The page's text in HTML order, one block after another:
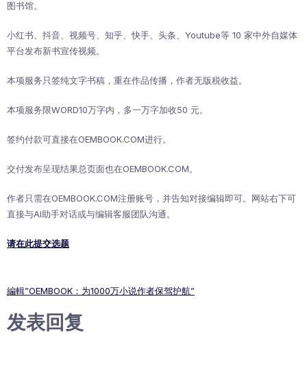
图书馆。
小红书、抖音、视频号、知乎、快手、头条、Youtube等 10 家中外自媒体
平台发布新书宣传视频。
本项服务只签纯文字书稿，重在作品传播，作者无版税收益。
本项服务限WORD10万字内，多一万字加收50 元。
签约付款可直接在OEMBOOK.COM进行。
交付发布呈现结果总页面也在OEMBOOK.COM。
作者只需在OEMBOOK.COM注册账号，并告知对接编辑即可。网站右下可
直接与AI助手对话或与编辑客服团队沟通。
请在此提交选题
編輯”OEMBOOK：为1000万小说作者保驾护航”
发表回复